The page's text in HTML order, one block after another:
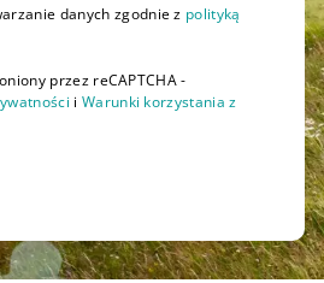
danych zgodnie z polityką
przez reCAPTCHA -
i Warunki korzystania z